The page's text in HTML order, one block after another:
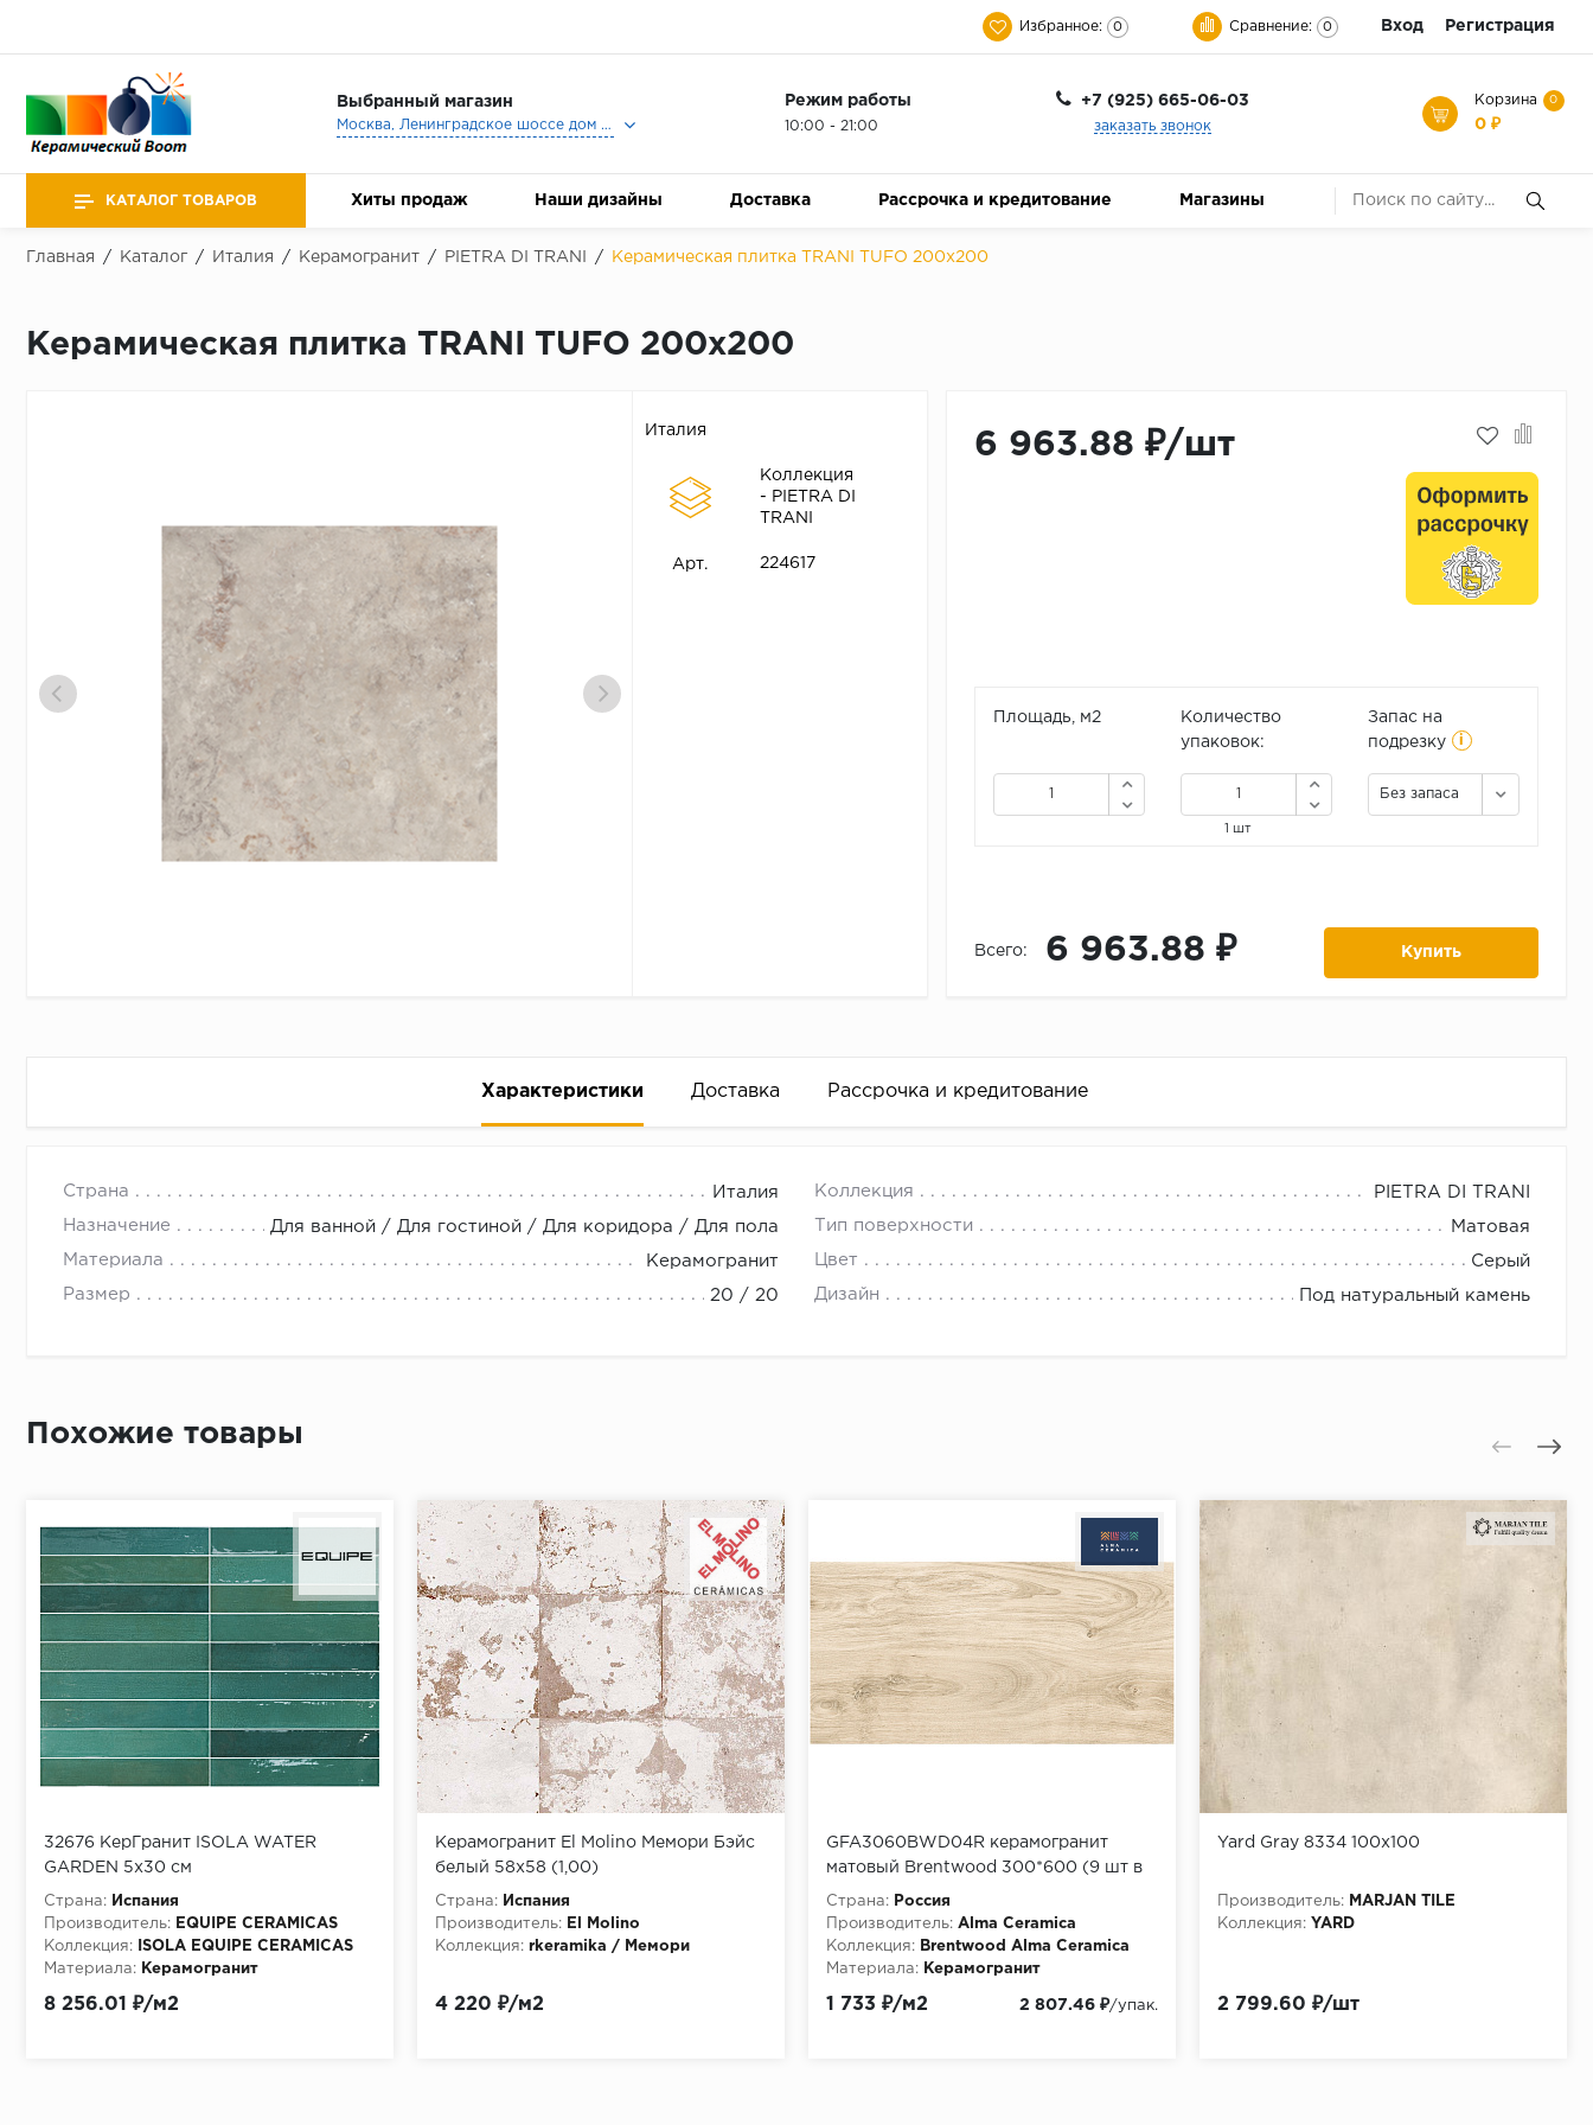
Избранное: 0 Сравнение: 0 Вход Регистрация
Выбранный магазин
Москва, Ленинградское шоссе дом 25, Торговый Центр Family Room, 2-ой этаж, Магазин Керамический Бум.
Режим работы
10:00 - 21:00
+7 (925) 665-06-03
заказать звонок
Корзина 0
0 ₽
КАТАЛОГ ТОВАРОВ Хиты продаж Наши дизайны Доставка Рассрочка и кредитование Магазины
Главная / Каталог / Италия / Керамогранит / PIETRA DI TRANI / Керамическая плитка TRANI TUFO 200x200
Керамическая плитка TRANI TUFO 200x200
Италия
Коллекция
- PIETRA DI
TRANI
Арт. 224617
6 963.88 ₽/шт
Площадь, м2
Количество
упаковок:
1 шт
Запас на
подрезку
i
Без запаса
Всего: 6 963.88 ₽ Купить
Характеристики Доставка Рассрочка и кредитование
Страна Италия Коллекция PIETRA DI TRANI
Назначение Для ванной / Для гостиной / Для коридора / Для пола Тип поверхности Матовая
Материала Керамогранит Цвет Серый
Размер 20 / 20 Дизайн
Под натуральный камень
Подписание договора доступным способом: в магазине, на встрече с представителем или по СМС
Достаточно только паспорта
Похожие товары
32676 КерГранит ISOLA WATER
GARDEN 5x30 см
Страна:
Испания
Производитель:
EQUIPE CERAMICAS
Коллекция:
ISOLA EQUIPE CERAMICAS
Материала:
Керамогранит
8 256.01 ₽/м2
Керамогранит El Molino Мемори Бэйс
белый 58x58 (1,00)
Страна:
Испания
Производитель:
El Molino
Коллекция: rkeramika / Мемори
4 220 ₽/м2
GFA3060BWD04R керамогранит
матовый Brentwood 300*600 (9 шт в
уп/64,8 м в пал)
Страна:
Россия
Производитель: Alma Ceramica
Коллекция:
Brentwood Alma Ceramica
Материала:
Керамогранит
1 733 ₽/м2 2 807.46 ₽/упак.
Yard Gray 8334 100х100
Производитель:
MARJAN TILE
Коллекция: YARD
2 799.60 ₽/шт